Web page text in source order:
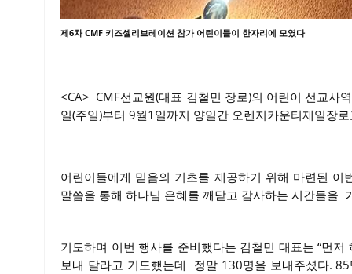
제6차 CMF 키즈셀리브레이션 참가 어린이들이 한자리에 모였다
<CA> CMF선교원(대표 김철민 장로)의 어린이 선교사
일(주일)부터 9월1일까지 양일간 오렌지카운티제일장
어린이들에게 믿음의 기초를 제공하기 위해 마련된
말씀을 통해 하나님 은혜를 깨닫고 감사하는 시간들을
기도하며 이번 행사를 준비했다는 김철민 대표는 “먼
보내 달라고 기도했는데 정말 130명을 보내주셨다.